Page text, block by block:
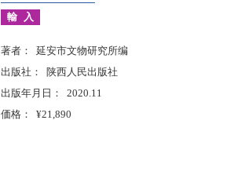
輸入
著者
延安市文物研究所编
出版社
陕西人民出版社
出版年月日
2020.11
価格
¥21,890